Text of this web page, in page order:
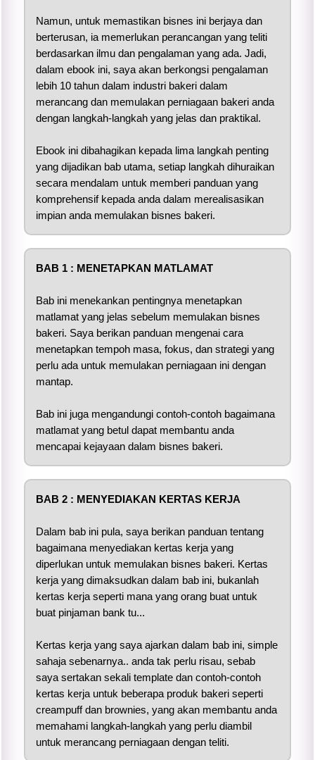
Namun, untuk memastikan bisnes ini berjaya dan
berterusan, ia memerlukan perancangan yang teliti
berdasarkan ilmu dan pengalaman yang ada. Jadi,
dalam ebook ini, saya akan berkongsi pengalaman
lebih 10 tahun dalam industri bakeri dalam
merancang dan memulakan perniagaan bakeri anda
dengan langkah-langkah yang jelas dan praktikal.
Ebook ini dibahagikan kepada lima langkah penting
yang dijadikan bab utama, setiap langkah dihuraikan
secara mendalam untuk memberi panduan yang
komprehensif kepada anda dalam merealisasikan
impian anda memulakan bisnes bakeri.
BAB 1 : MENETAPKAN MATLAMAT
Bab ini menekankan pentingnya menetapkan
matlamat yang jelas sebelum memulakan bisnes
bakeri. Saya berikan panduan mengenai cara
menetapkan tempoh masa, fokus, dan strategi yang
perlu ada untuk memulakan perniagaan ini dengan
mantap.
Bab ini juga mengandungi contoh-contoh bagaimana
matlamat yang betul dapat membantu anda
mencapai kejayaan dalam bisnes bakeri.
BAB 2 : MENYEDIAKAN KERTAS KERJA
Dalam bab ini pula, saya berikan panduan tentang
bagaimana menyediakan kertas kerja yang
diperlukan untuk memulakan bisnes bakeri. Kertas
kerja yang dimaksudkan dalam bab ini, bukanlah
kertas kerja seperti mana yang orang buat untuk
buat pinjaman bank tu...
Kertas kerja yang saya ajarkan dalam bab ini, simple
sahaja sebenarnya.. anda tak perlu risau, sebab
saya sertakan sekali template dan contoh-contoh
kertas kerja untuk beberapa produk bakeri seperti
creampuff dan brownies, yang akan membantu anda
memahami langkah-langkah yang perlu diambil
untuk merancang perniagaan dengan teliti.